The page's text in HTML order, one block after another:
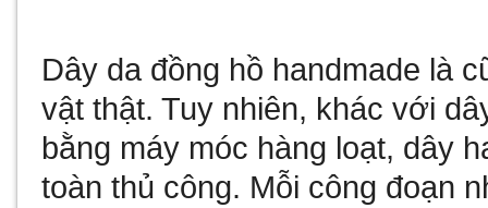
Dây da đồng hồ handmade là
vật thật. Tuy nhiên, khác với
bằng máy móc hàng loạt, dây
toàn thủ công. Mỗi công đoạn